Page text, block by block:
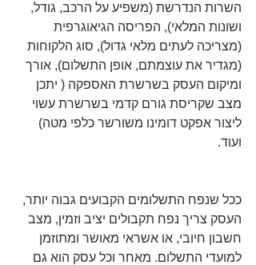
השרות הנדרשת (משפיע על הרכב, גודל,
ושונות המלאי), הפריסה הגיאוגרפית
(מצריכה לעתים מלאי גדול), סוג הלקוחות
(מגדיר את עוצמתם, אופן התשלום), אורך
ומיקום העסק בשרשרת האספקה ( יתכן
מצב שקריסת גורם קדמי בשרשרת עשוי
ליצור אפקט דומינו משורשר כלפי מטה)
ועוד.
ככל שנפח התשלומים הקבועים גבוה יותר,
העסק צריך נפח תקבולים יציב וזמין, מצב
חשבון חיובי, או אשראי מאושר ומתוזמן
למועדי התשלום. מאחר וכל עסק הוא גם